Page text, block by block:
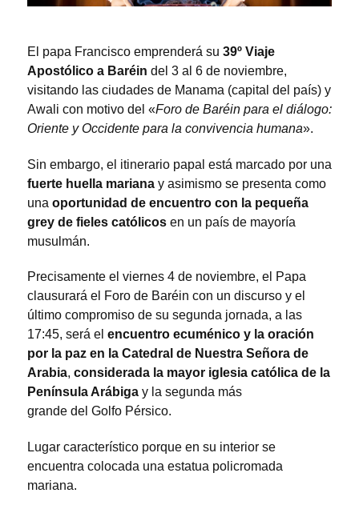
El papa Francisco emprenderá su 39º Viaje
Apostólico a Baréin del 3 al 6 de noviembre,
visitando las ciudades de Manama (capital del país) y
Awali con motivo del «Foro de Baréin para el diálogo:
Oriente y Occidente para la convivencia humana».
Sin embargo, el itinerario papal está marcado por una
fuerte huella mariana y asimismo se presenta como
una oportunidad de encuentro con la pequeña
grey de fieles católicos en un país de mayoría
musulmán.
Precisamente el viernes 4 de noviembre, el Papa
clausurará el Foro de Baréin con un discurso y el
último compromiso de su segunda jornada, a las
17:45, será el encuentro ecuménico y la oración
por la paz en la Catedral de Nuestra Señora de
Arabia, considerada la mayor iglesia católica de la
Península Arábiga y la segunda más
grande del Golfo Pérsico.
Lugar característico porque en su interior se
encuentra colocada una estatua policromada
mariana.